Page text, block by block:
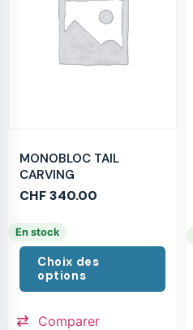
MONOBLOC TAIL
CARVING
CHF340.00
En stock
Choix des
options
Comparer